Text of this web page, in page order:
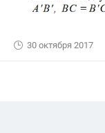
30 октября 2017